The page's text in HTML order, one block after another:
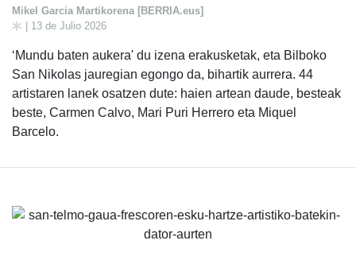
Mikel Garcia Martikorena [BERRIA.eus]
| 13 de Julio 2026
‘Mundu baten aukera' du izena erakusketak, eta Bilboko
San Nikolas jauregian egongo da, bihartik aurrera. 44
artistaren lanek osatzen dute: haien artean daude, besteak
beste, Carmen Calvo, Mari Puri Herrero eta Miquel
Barcelo.